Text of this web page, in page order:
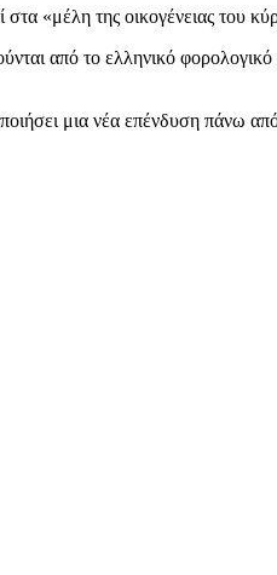
«μέλη της οικογένειας του
από το ελληνικό
μια νέα επένδυση